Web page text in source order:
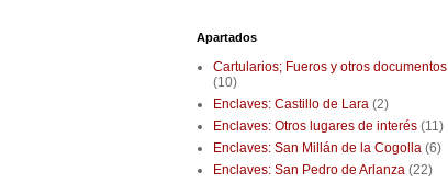
Apartados
Cartularios; Fueros y otros documentos
(10)
Enclaves: Castillo de Lara (2)
Enclaves: Otros lugares de interés (11)
Enclaves: San Millán de la Cogolla (6)
Enclaves: San Pedro de Arlanza (22)